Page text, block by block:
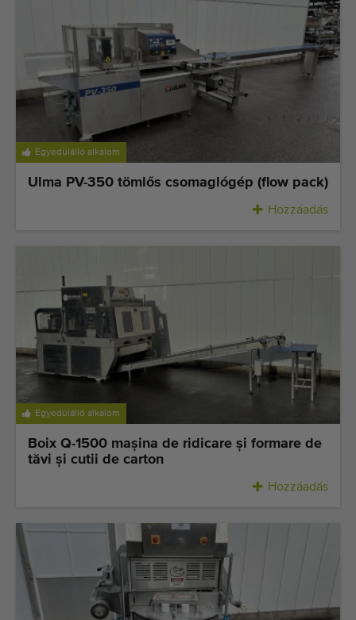
Egyedülálló alkalom
Ulma PV-350 tömlős csomaglógép (flow pack)
Hozzáadás
Egyedülálló alkalom
Boix Q-1500 mașina de ridicare și formare de
tăvi și cutii de carton
Hozzáadás